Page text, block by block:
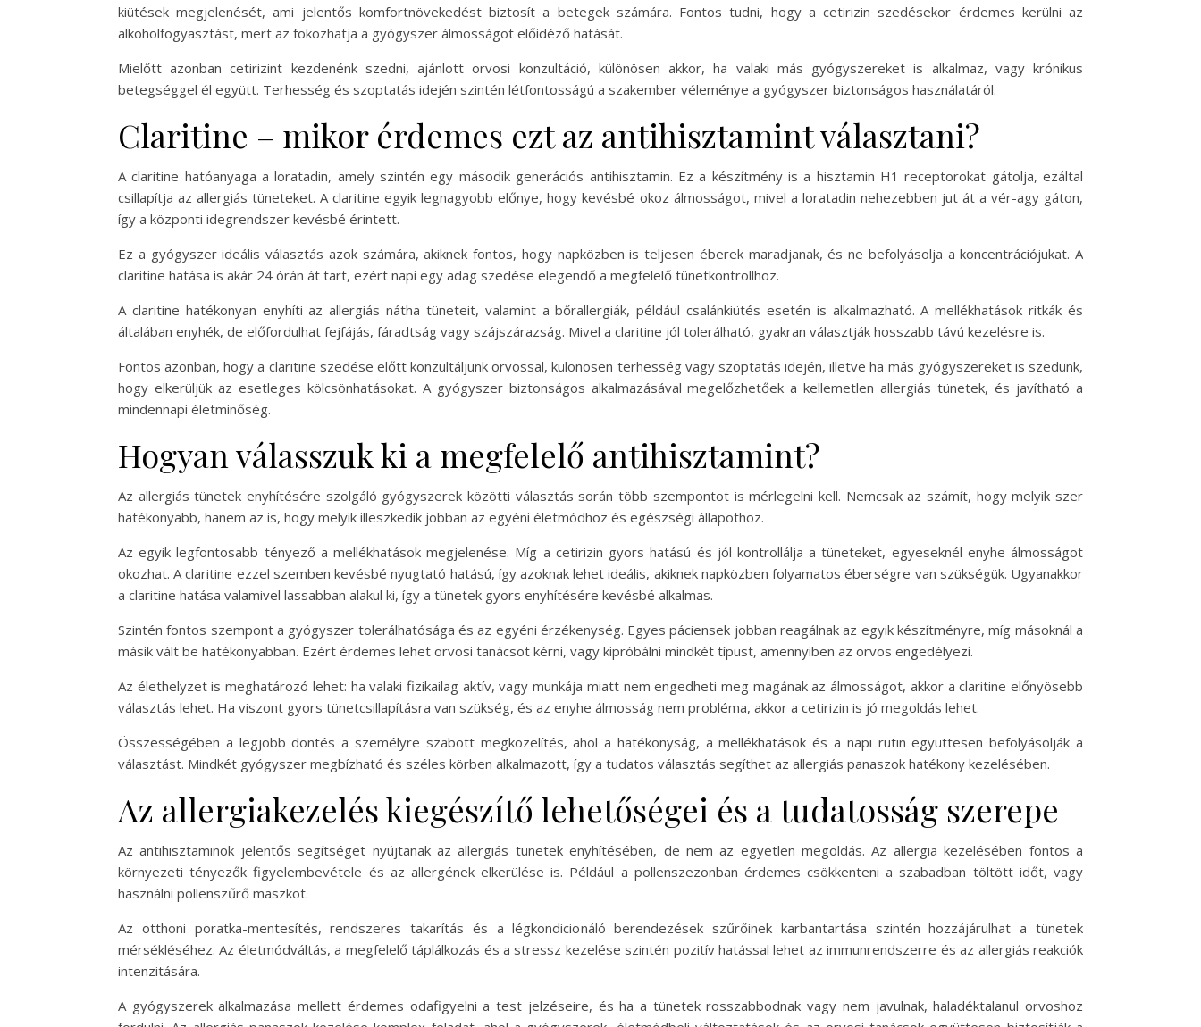
kiütések megjelenését, ami jelentős komfortnövekedést biztosít a betegek számára. Fontos tudni, hogy a cetirizin szedésekor érdemes kerülni az
alkoholfogyasztást, mert az fokozhatja a gyógyszer álmosságot előidéző hatását.
Mielőtt azonban cetirizint kezdenénk szedni, ajánlott orvosi konzultáció, különösen akkor, ha valaki más gyógyszereket is alkalmaz, vagy krónikus
betegséggel él együtt. Terhesség és szoptatás idején szintén létfontosságú a szakember véleménye a gyógyszer biztonságos használatáról.
Claritine – mikor érdemes ezt az antihisztamint választani?
A claritine hatóanyaga a loratadin, amely szintén egy második generációs antihisztamin. Ez a készítmény is a hisztamin H1 receptorokat gátolja, ezáltal
csillapítja az allergiás tüneteket. A claritine egyik legnagyobb előnye, hogy kevésbé okoz álmosságot, mivel a loratadin nehezebben jut át a vér-agy gáton,
így a központi idegrendszer kevésbé érintett.
Ez a gyógyszer ideális választás azok számára, akiknek fontos, hogy napközben is teljesen éberek maradjanak, és ne befolyásolja a koncentrációjukat. A
claritine hatása is akár 24 órán át tart, ezért napi egy adag szedése elegendő a megfelelő tünetkontrollhoz.
A claritine hatékonyan enyhíti az allergiás nátha tüneteit, valamint a bőrallergiák, például csalánkiütés esetén is alkalmazható. A mellékhatások ritkák és
általában enyhék, de előfordulhat fejfájás, fáradtság vagy szájszárazság. Mivel a claritine jól tolerálható, gyakran választják hosszabb távú kezelésre is.
Fontos azonban, hogy a claritine szedése előtt konzultáljunk orvossal, különösen terhesség vagy szoptatás idején, illetve ha más gyógyszereket is szedünk,
hogy elkerüljük az esetleges kölcsönhatásokat. A gyógyszer biztonságos alkalmazásával megelőzhetőek a kellemetlen allergiás tünetek, és javítható a
mindennapi életminőség.
Hogyan válasszuk ki a megfelelő antihisztamint?
Az allergiás tünetek enyhítésére szolgáló gyógyszerek közötti választás során több szempontot is mérlegelni kell. Nemcsak az számít, hogy melyik szer
hatékonyabb, hanem az is, hogy melyik illeszkedik jobban az egyéni életmódhoz és egészségi állapothoz.
Az egyik legfontosabb tényező a mellékhatások megjelenése. Míg a cetirizin gyors hatású és jól kontrollálja a tüneteket, egyeseknél enyhe álmosságot
okozhat. A claritine ezzel szemben kevésbé nyugtató hatású, így azoknak lehet ideális, akiknek napközben folyamatos éberségre van szükségük. Ugyanakkor
a claritine hatása valamivel lassabban alakul ki, így a tünetek gyors enyhítésére kevésbé alkalmas.
Szintén fontos szempont a gyógyszer tolerálhatósága és az egyéni érzékenység. Egyes páciensek jobban reagálnak az egyik készítményre, míg másoknál a
másik vált be hatékonyabban. Ezért érdemes lehet orvosi tanácsot kérni, vagy kipróbálni mindkét típust, amennyiben az orvos engedélyezi.
Az élethelyzet is meghatározó lehet: ha valaki fizikailag aktív, vagy munkája miatt nem engedheti meg magának az álmosságot, akkor a claritine előnyösebb
választás lehet. Ha viszont gyors tünetcsillapításra van szükség, és az enyhe álmosság nem probléma, akkor a cetirizin is jó megoldás lehet.
Összességében a legjobb döntés a személyre szabott megközelítés, ahol a hatékonyság, a mellékhatások és a napi rutin együttesen befolyásolják a
választást. Mindkét gyógyszer megbízható és széles körben alkalmazott, így a tudatos választás segíthet az allergiás panaszok hatékony kezelésében.
Az allergiakezelés kiegészítő lehetőségei és a tudatosság szerepe
Az antihisztaminok jelentős segítséget nyújtanak az allergiás tünetek enyhítésében, de nem az egyetlen megoldás. Az allergia kezelésében fontos a
környezeti tényezők figyelembevétele és az allergének elkerülése is. Például a pollenszezonban érdemes csökkenteni a szabadban töltött időt, vagy
használni pollenszűrő maszkot.
Az otthoni poratka-mentesítés, rendszeres takarítás és a légkondicionáló berendezések szűrőinek karbantartása szintén hozzájárulhat a tünetek
mérsékléséhez. Az életmódváltás, a megfelelő táplálkozás és a stressz kezelése szintén pozitív hatással lehet az immunrendszerre és az allergiás reakciók
intenzitására.
A gyógyszerek alkalmazása mellett érdemes odafigyelni a test jelzéseire, és ha a tünetek rosszabbodnak vagy nem javulnak, haladéktalanul orvoshoz